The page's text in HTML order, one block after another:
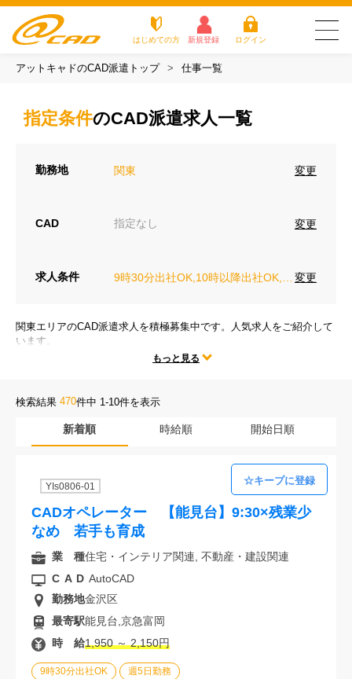
はじめての方 新規登録 ログイン
派遣がはじめての方
転職をご希望の方 企業のご担当者様
名古屋 0120-960-379 0120-978-186
電話受付：平日 9:15～19:00
方
探す
ム
アットキャドのCAD派遣トップ 仕事一覧
指定条件のCAD派遣求人一覧
勤務地 関東 変更
CAD 指定なし 変更
求人条件 変更
関東エリアのCAD派遣求人を積極募集中です。人気求人をご紹介して
います。
テレワークや時短勤務、残業なしなどの人気な働き方だけではなく、
もっと見る
検索結果 470件中 1-10件を表示
新着順 時給順 開始日順
YIs0806-01
CADオペレーター 【能見台】9:30×残業少
なめ 若手も育成
9時30分出社OK 週5日勤務
業 種住宅・インテリア関連, 不動産・建設関連
CAD AutoCAD
勤務地金沢区
最寄駅能見台,京急富岡
時 給1,950 ～ 2,150円